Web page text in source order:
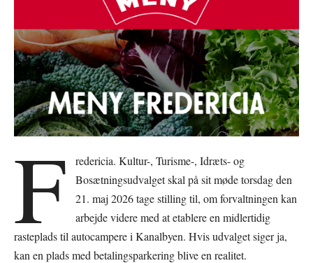
F
redericia. Kultur-, Turisme-, Idræts- og
Bosætningsudvalget skal på sit møde torsdag den
21. maj 2026 tage stilling til, om forvaltningen kan
arbejde videre med at etablere en midlertidig
rasteplads til autocampere i Kanalbyen. Hvis udvalget siger ja,
kan en plads med betalingsparkering blive en realitet.